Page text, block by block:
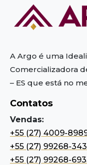
A Argo é uma
Comercializadora
– ES que está no
Contatos
Vendas:
+55 (27) 4009-
+55 (27) 99268-
+55 (27) 99268-